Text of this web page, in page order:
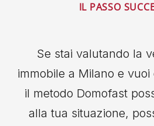
IL PASSO
Se stai valutando la
immobile a Milano e
il metodo Domofast
alla tua situazione,